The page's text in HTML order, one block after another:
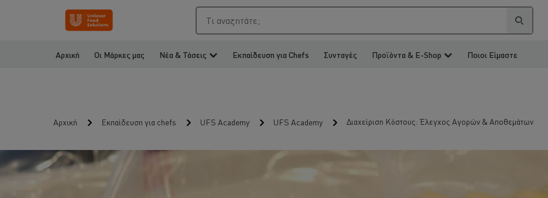
Τι αναζητάτε;
Αρχική Οι Μάρκες μας Νέα & Τάσεις Εκπαίδευση για Chefs Συνταγές Προϊόντα & E-Shop Ποιοι Είμαστε
Αρχική Εκπαίδευση για chefs UFS Academy UFS Academy Διαχείριση Κόστους: Έλεγχος Αγορών & Αποθεμάτων